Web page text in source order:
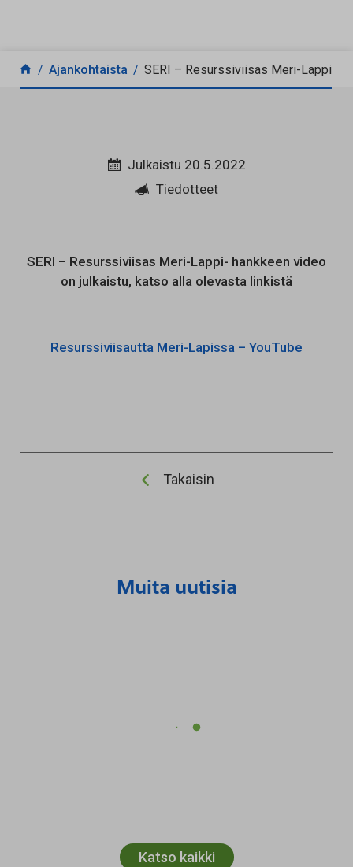
Siirry sisältöön
Ajankohtaista SERI – Resurssiviisas Meri-Lappi
Julkaistu 20.5.2022
Tiedotteet
SERI – Resurssiviisas Meri-Lappi- hankkeen video
on julkaistu, katso alla olevasta linkistä
Resurssiviisautta Meri-Lapissa – YouTube
Takaisin
Muita uutisia
Katso kaikki